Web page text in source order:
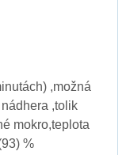
,možná
,tolik
mokro,teplota
%